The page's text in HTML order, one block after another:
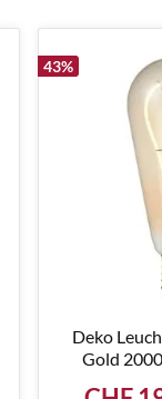
43%
Deko
Gold